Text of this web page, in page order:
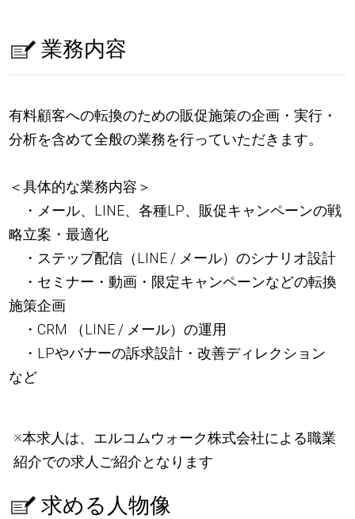
業務内容
有料顧客への転換のための販促施策の企画・実行・
分析を含めて全般の業務を行っていただきます。
＜具体的な業務内容＞
・メール、LINE、各種LP、販促キャンペーンの戦
略立案・最適化
・ステップ配信（LINE / メール）のシナリオ設計
・セミナー・動画・限定キャンペーンなどの転換
施策企画
・CRM （LINE / メール）の運用
・LPやバナーの訴求設計・改善ディレクション
など
※本求人は、エルコムウォーク株式会社による職業
紹介での求人ご紹介となります
求める人物像